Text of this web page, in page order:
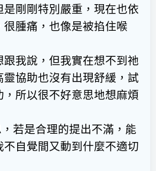
剛剛特別嚴重，現在也依
腫痛，也像是被掐住喉
我說，但我實在想不到祂
協助也沒有出現舒緩，試
所以很不好意思地想麻煩
若是合理的提出不滿，能
自覺間又動到什麼不適切